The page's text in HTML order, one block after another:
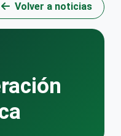
Volver a noticias